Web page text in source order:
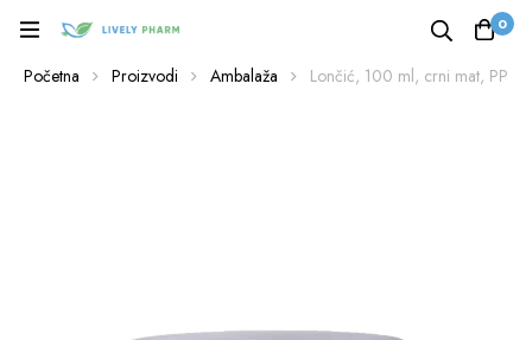
0
Početna Proizvodi Ambalaža Lončić, 100 ml, crni mat, PP